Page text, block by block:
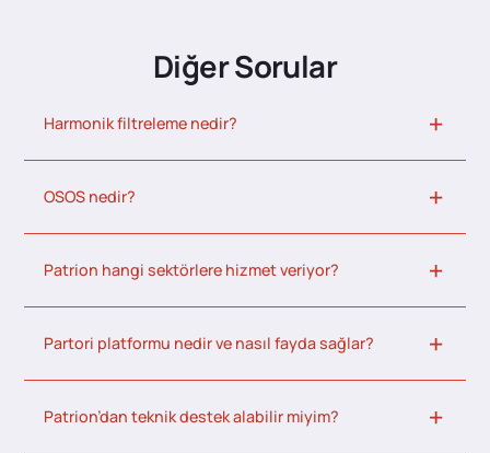
Diğer Sorular
Harmonik filtreleme nedir?
OSOS nedir?
Patrion hangi sektörlere hizmet veriyor?
Partori platformu nedir ve nasıl fayda sağlar?
Patrion’dan teknik destek alabilir miyim?